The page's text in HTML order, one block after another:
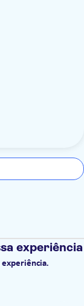
experiência